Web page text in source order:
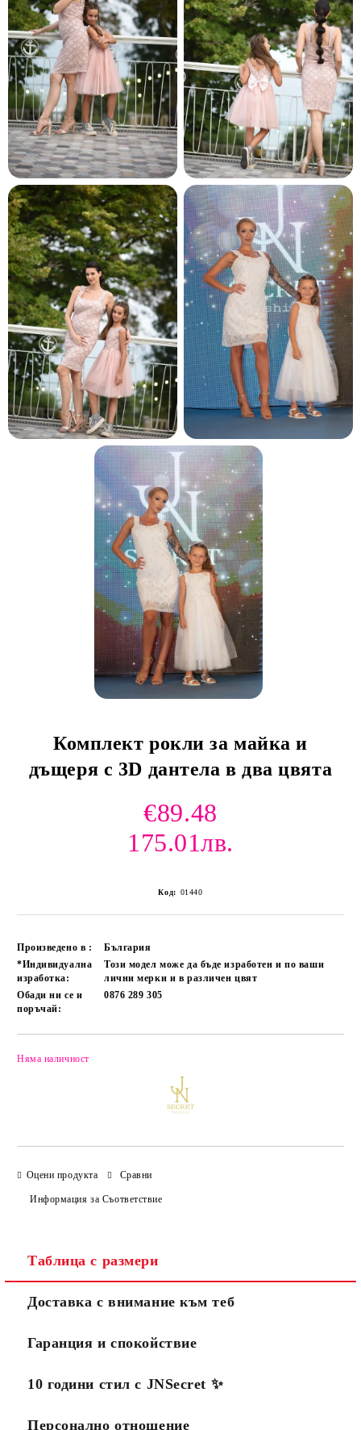
Комплект рокли за майка и
дъщеря с 3D дантела в два цвята
€89.48
175.01лв.
Код: 01440
Произведено в :
България
*Индивидуална
изработка:
Този модел може да бъде изработен и по ваши
лични мерки и в различен цвят
Обади ни се и
поръчай:
0876 289 305
Няма наличност
Оцени продукта Сравни
Информация за Съответствие
Таблица с размери
Доставка с внимание към теб
Гаранция и спокойствие
10 години стил с JNSecret ✨️
Персонално отношение